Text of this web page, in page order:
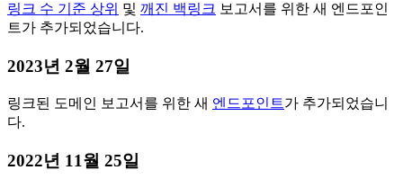
링크 수 기준 상위 및 깨진 백링크 보고서를 위한 새 엔드포인
트가 추가되었습니다.
2023년 2월 27일
링크된 도메인 보고서를 위한 새 엔드포인트가 추가되었습니
다.
2022년 11월 25일